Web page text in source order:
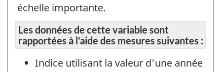
échelle importante.
Les données de cette variable sont
rapportées à l'aide des mesures suivantes :
Indice utilisant la valeur d'une année